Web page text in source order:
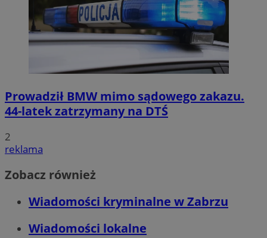
Prowadził BMW mimo sądowego zakazu.
44-latek zatrzymany na DTŚ
2
reklama
Zobacz również
Wiadomości kryminalne w Zabrzu
Wiadomości lokalne